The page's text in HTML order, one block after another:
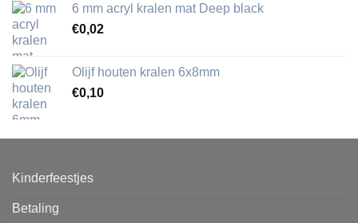
6 mm acryl kralen mat Deep black
€0,02
Olijf houten kralen 6x8mm
€0,10
Kinderfeestjes
Betaling